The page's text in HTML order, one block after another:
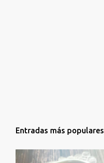
Entradas más populares